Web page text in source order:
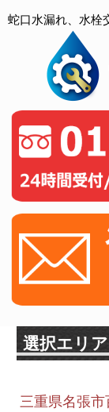
蛇口水漏れ、水栓
選択エリ
三重県名張